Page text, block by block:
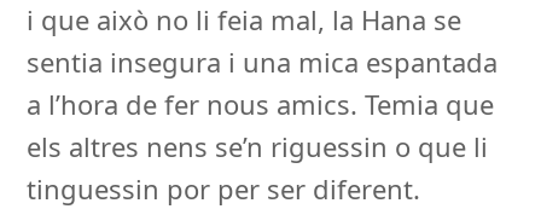
i que això no li feia mal, la Hana se
sentia insegura i una mica espantada
a l’hora de fer nous amics. Temia que
els altres nens se’n riguessin o que li
tinguessin por per ser diferent.